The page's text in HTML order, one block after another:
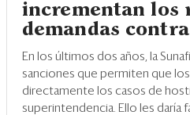
incrementan los
demandas
En los últimos dos años, la
sanciones que permiten que
directamente los casos de
superintendencia. Ello les daría